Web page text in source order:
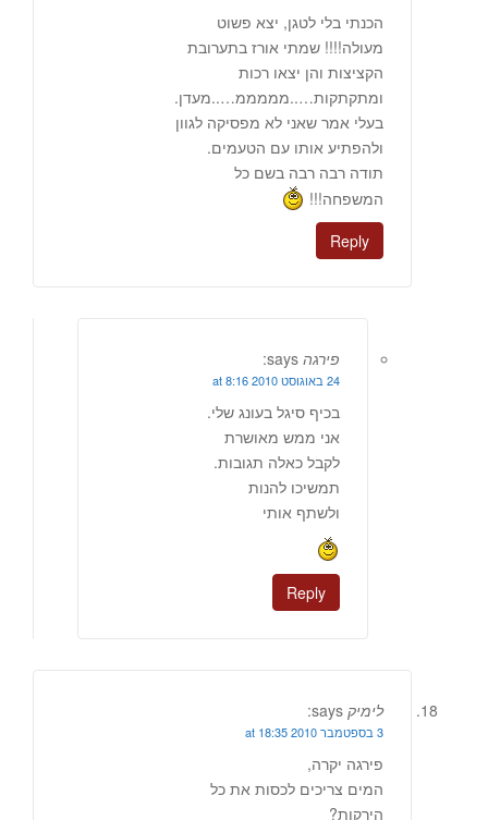
הכנתי בלי לטגן, יצא פשוט
מעולה!!!! שמתי אורז בתערובת
הקציצות והן יצאו רכות
ומתקתקות…..מממממ…..מעדן.
בעלי אמר שאני לא מפסיקה לגוון
ולהפתיע אותו עם הטעמים.
תודה רבה רבה בשם כל
המשפחה!!!
Reply
פירגה says:
24 באוגוסט 2010 at 8:16
בכיף סיגל בעונג שלי.
אני ממש מאושרת
לקבל כאלה תגובות.
תמשיכו להנות
ולשתף אותי
Reply
לימיק says:
3 בספטמבר 2010 at 18:35
פירגה יקרה,
המים צריכים לכסות את כל
הירקות?